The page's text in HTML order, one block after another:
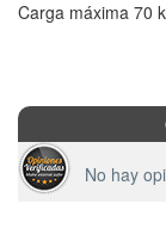
Carga máxima 70
No hay